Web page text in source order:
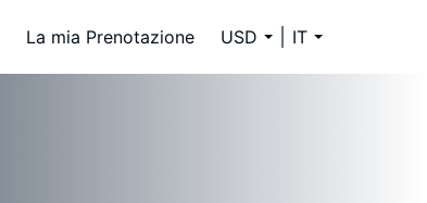
La mia Prenotazione USD IT